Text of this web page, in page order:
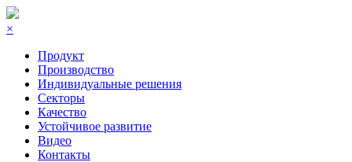
×
Продукт
Производство
Индивидуальные решения
Секторы
Качество
Устойчивое развитие
Видео
Контакты